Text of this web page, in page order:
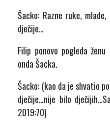
Šacko: Razne ruke,
dječije…
Filip ponovo pogleda
onda Šacka.
Šacko: (kao da je shvatio
dječije…nije bilo
2019:70)